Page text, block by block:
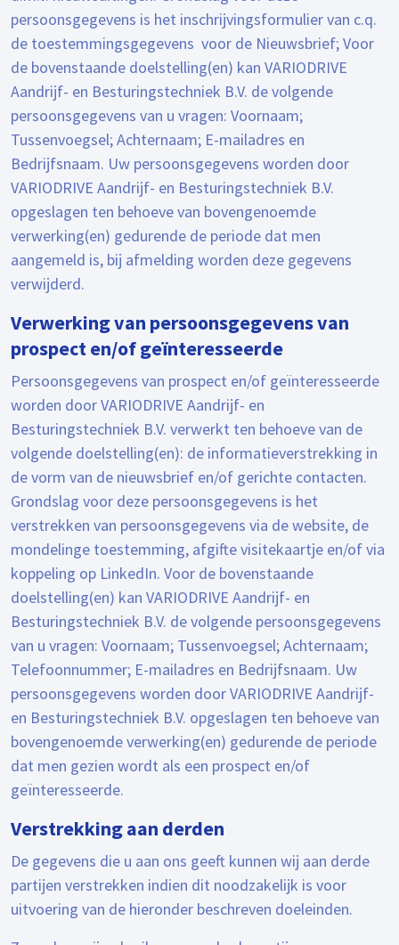
persoonsgegevens is het inschrijvingsformulier van c.q.
de toestemmingsgegevens voor de Nieuwsbrief; Voor
de bovenstaande doelstelling(en) kan VARIODRIVE
Aandrijf- en Besturingstechniek B.V. de volgende
persoonsgegevens van u vragen: Voornaam;
Tussenvoegsel; Achternaam; E-mailadres en
Bedrijfsnaam. Uw persoonsgegevens worden door
VARIODRIVE Aandrijf- en Besturingstechniek B.V.
opgeslagen ten behoeve van bovengenoemde
verwerking(en) gedurende de periode dat men
aangemeld is, bij afmelding worden deze gegevens
verwijderd.
Verwerking van persoonsgegevens van
prospect en/of geïnteresseerde
Persoonsgegevens van prospect en/of geïnteresseerde
worden door VARIODRIVE Aandrijf- en
Besturingstechniek B.V. verwerkt ten behoeve van de
volgende doelstelling(en): de informatieverstrekking in
de vorm van de nieuwsbrief en/of gerichte contacten.
Grondslag voor deze persoonsgegevens is het
verstrekken van persoonsgegevens via de website, de
mondelinge toestemming, afgifte visitekaartje en/of via
koppeling op LinkedIn. Voor de bovenstaande
doelstelling(en) kan VARIODRIVE Aandrijf- en
Besturingstechniek B.V. de volgende persoonsgegevens
van u vragen: Voornaam; Tussenvoegsel; Achternaam;
Telefoonnummer; E-mailadres en Bedrijfsnaam. Uw
persoonsgegevens worden door VARIODRIVE Aandrijf-
en Besturingstechniek B.V. opgeslagen ten behoeve van
bovengenoemde verwerking(en) gedurende de periode
dat men gezien wordt als een prospect en/of
geïnteresseerde.
Verstrekking aan derden
De gegevens die u aan ons geeft kunnen wij aan derde
partijen verstrekken indien dit noodzakelijk is voor
uitvoering van de hieronder beschreven doeleinden.